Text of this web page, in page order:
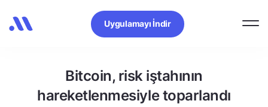
Uygulamayı İndir
Bitcoin, risk iştahının
hareketlenmesiyle toparlandı